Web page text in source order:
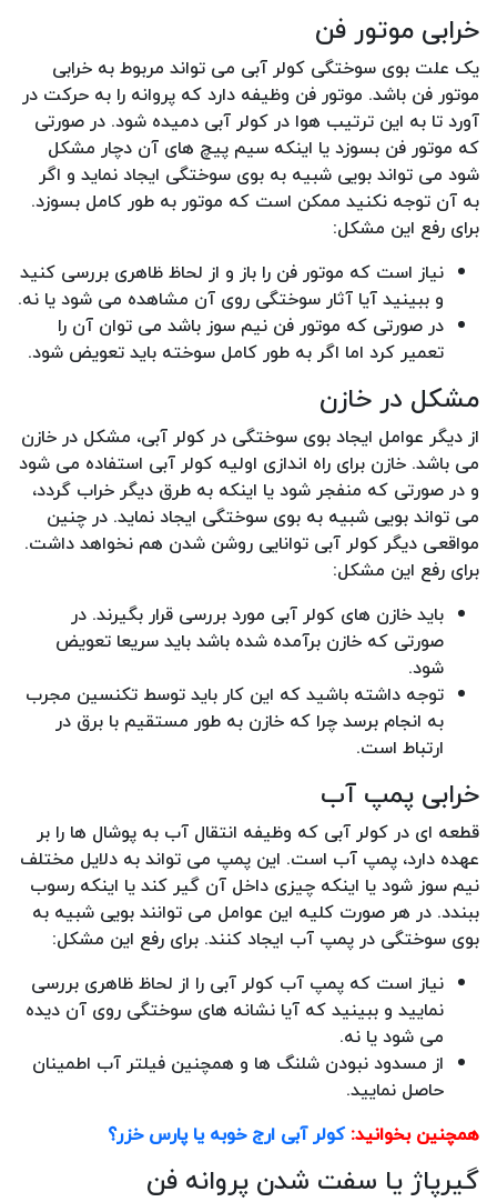
خرابی موتور فن
یک علت بوی سوختگی کولر آبی می تواند مربوط به خرابی
موتور فن باشد. موتور فن وظیفه دارد که پروانه را به حرکت در
آورد تا به این ترتیب هوا در کولر آبی دمیده شود. در صورتی
که موتور فن بسوزد یا اینکه سیم پیچ های آن دچار مشکل
شود می تواند بویی شبیه به بوی سوختگی ایجاد نماید و اگر
به آن توجه نکنید ممکن است که موتور به طور کامل بسوزد.
برای رفع این مشکل:
نیاز است که موتور فن را باز و از لحاظ ظاهری بررسی کنید
و ببینید آیا آثار سوختگی روی آن مشاهده می شود یا نه.
در صورتی که موتور فن نیم سوز باشد می توان آن را
تعمیر کرد اما اگر به طور کامل سوخته باید تعویض شود.
مشکل در خازن
از دیگر عوامل ایجاد بوی سوختگی در کولر آبی، مشکل در خازن
می باشد. خازن برای راه اندازی اولیه کولر آبی استفاده می شود
و در صورتی که منفجر شود یا اینکه به طرق دیگر خراب گردد،
می تواند بویی شبیه به بوی سوختگی ایجاد نماید. در چنین
مواقعی دیگر کولر آبی توانایی روشن شدن هم نخواهد داشت.
برای رفع این مشکل:
باید خازن های کولر آبی مورد بررسی قرار بگیرند. در
صورتی که خازن برآمده شده باشد باید سریعا تعویض
شود.
توجه داشته باشید که این کار باید توسط تکنسین مجرب
به انجام برسد چرا که خازن به طور مستقیم با برق در
ارتباط است.
خرابی پمپ آب
قطعه ای در کولر آبی که وظیفه انتقال آب به پوشال ها را بر
عهده دارد، پمپ آب است. این پمپ می تواند به دلایل مختلف
نیم سوز شود یا اینکه چیزی داخل آن گیر کند یا اینکه رسوب
ببندد. در هر صورت کلیه این عوامل می توانند بویی شبیه به
بوی سوختگی در پمپ آب ایجاد کنند. برای رفع این مشکل:
نیاز است که پمپ آب کولر آبی را از لحاظ ظاهری بررسی
نمایید و ببینید که آیا نشانه های سوختگی روی آن دیده
می شود یا نه.
از مسدود نبودن شلنگ ها و همچنین فیلتر آب اطمینان
حاصل نمایید.
همچنین بخوانید:کولر آبی ارج خوبه یا پارس خزر؟
گیرپاژ یا سفت شدن پروانه فن